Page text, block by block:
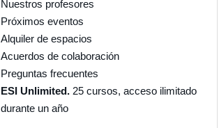
Nuestros profesores
Próximos eventos
Alquiler de espacios
Acuerdos de colaboración
Preguntas frecuentes
ESI Unlimited. 25 cursos, acceso ilimitado
durante un año